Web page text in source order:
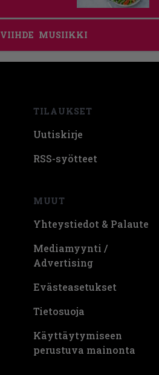
VIIHDE MUSIIKKI
TILAUKSET
Uutiskirje
RSS-syötteet
MUUT
Yhteystiedot & Palaute
Mediamyynti /
Advertising
Evästeasetukset
Tietosuoja
Käyttäytymiseen
perustuva mainonta